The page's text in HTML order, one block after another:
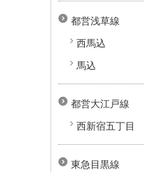
都営浅草線
西馬込
馬込
都営大江戸線
西新宿五丁目
東急目黒線